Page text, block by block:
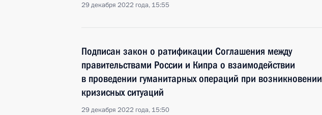
29 декабря 2022 года, 15:55
Подписан закон о ратификации Соглашения между
правительствами России и Кипра о взаимодействии
в проведении гуманитарных операций при возникновении
кризисных ситуаций
29 декабря 2022 года, 15:50